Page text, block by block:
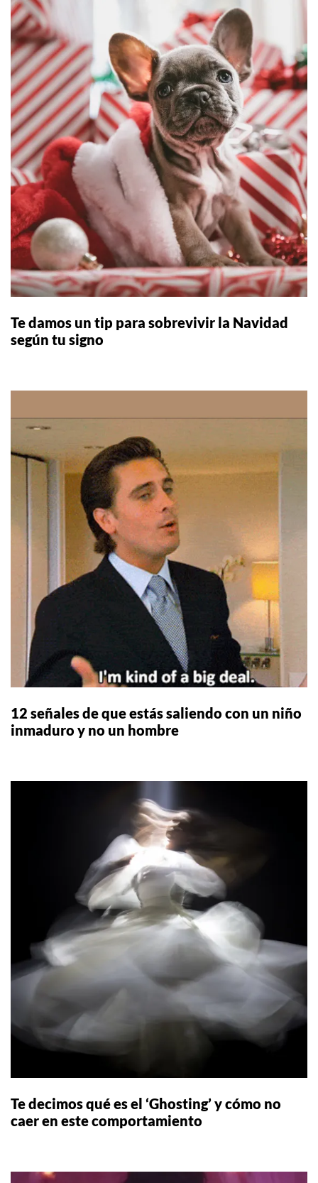
Te damos un tip para sobrevivir la Navidad
según tu signo
12 señales de que estás saliendo con un niño
inmaduro y no un hombre
Te decimos qué es el ‘Ghosting’ y cómo no
caer en este comportamiento